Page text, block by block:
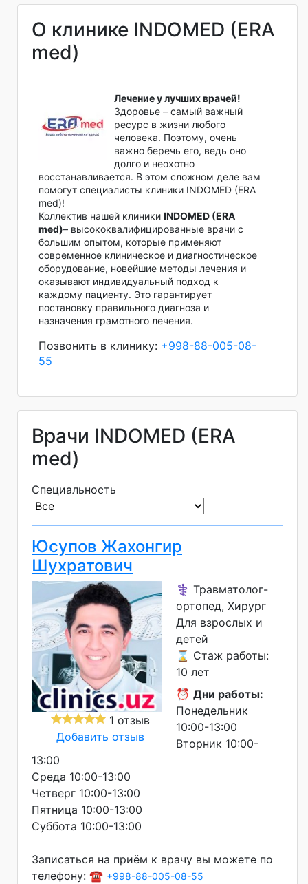
О клинике INDOMED (ERA
med)
Лечение у лучших врачей!
Здоровье – самый важный
ресурс в жизни любого
человека. Поэтому, очень
важно беречь его, ведь оно
долго и неохотно
восстанавливается. В этом сложном деле вам
помогут специалисты клиники INDOMED (ERA
med)!
Коллектив нашей клиники INDOMED (ERA
med)– высококвалифицированные врачи с
большим опытом, которые применяют
современное клиническое и диагностическое
оборудование, новейшие методы лечения и
оказывают индивидуальный подход к
каждому пациенту. Это гарантирует
постановку правильного диагноза и
назначения грамотного лечения.
Позвонить в клинику: +998-88-005-08-
55
Врачи INDOMED (ERA
med)
Специальность
Юсупов Жахонгир
Шухратович
1 отзыв
Добавить отзыв
⚕️ Травматолог-
ортопед, Хирург
Для взрослых и
детей
⌛ Стаж работы:
10 лет
⏰ Дни работы:
Понедельник
10:00-13:00
Вторник 10:00-
13:00
Среда 10:00-13:00
Четверг 10:00-13:00
Пятница 10:00-13:00
Суббота 10:00-13:00
Записаться на приём к врачу вы можете по
телефону: ☎️ +998-88-005-08-55